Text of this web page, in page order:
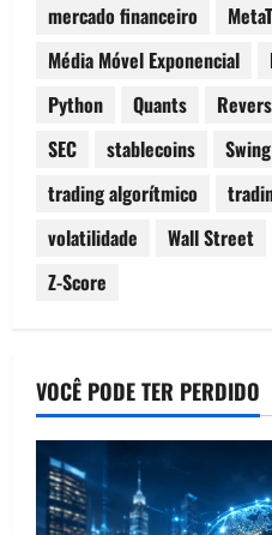
mercado financeiro
Média Móvel Exponencial
Python
Quants
SEC
stablecoins
trading algorítmico
volatilidade
Wall Street
Z-Score
VOCÊ PODE TER PERDIDO